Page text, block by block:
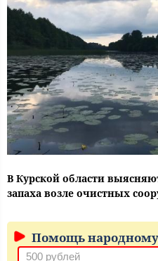
В Курской области
запаха возле очистных
Помощь